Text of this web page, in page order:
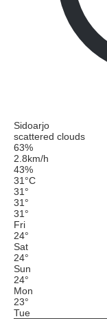
Sidoarjo
scattered clouds
63%
2.8km/h
43%
31 °C
31 °
31 °
31 °
Fri
24°
Sat
24°
Sun
24°
Mon
23°
Tue